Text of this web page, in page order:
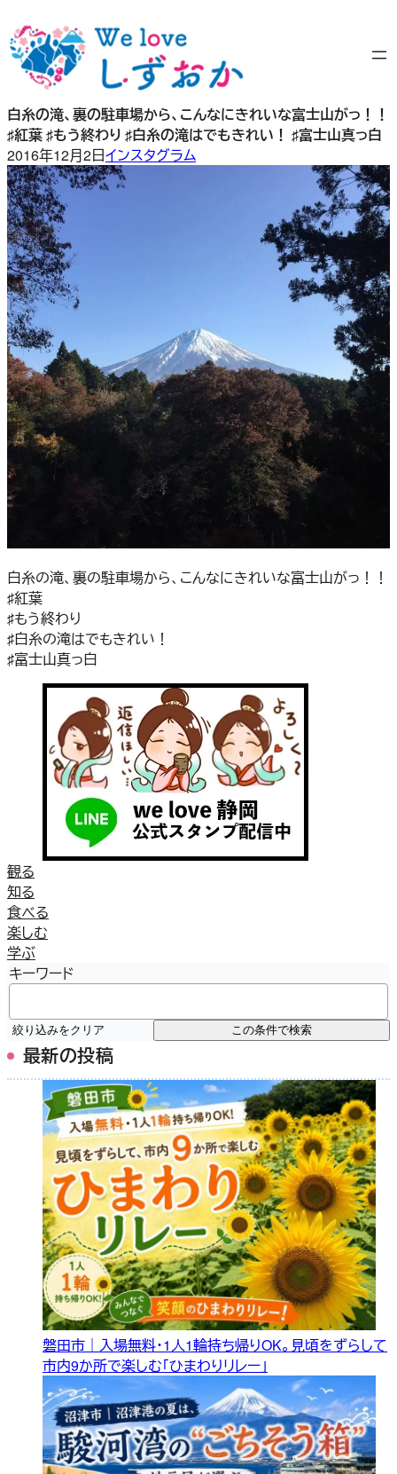
容
を
ッ
プ
白糸の滝、裏の駐車場から、こんなにきれいな富士山がっ！！
♯紅葉 ♯もう終わり ♯白糸の滝はでもきれい！ ♯富士山真っ白
2016年12月2日インスタグラム
白糸の滝、裏の駐車場から、こんなにきれいな富士山がっ！！
♯紅葉
♯もう終わり
♯白糸の滝はでもきれい！
♯富士山真っ白
観る
知る
食べる
楽しむ
学ぶ
キーワード
絞り込みをクリア この条件で検索
最新の投稿
磐田市｜入場無料・1人1輪持ち帰りOK。見頃をずらして
市内9か所で楽しむ「ひまわりリレー」